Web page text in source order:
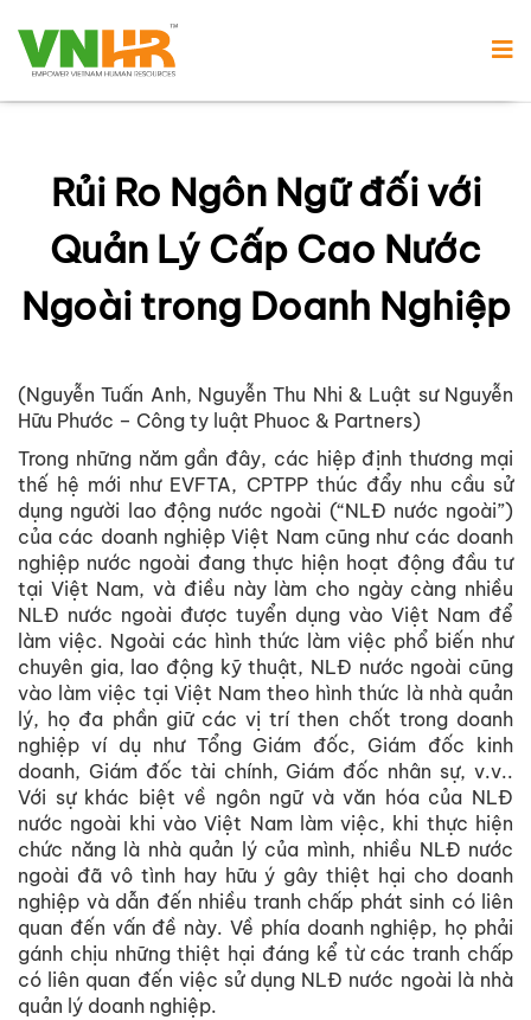
Rủi Ro Ngôn Ngữ đối với
Quản Lý Cấp Cao Nước
Ngoài trong Doanh Nghiệp
(Nguyễn Tuấn Anh, Nguyễn Thu Nhi & Luật sư Nguyễn
Hữu Phước – Công ty luật Phuoc & Partners)
Trong những năm gần đây, các hiệp định thương mại
thế hệ mới như EVFTA, CPTPP thúc đẩy nhu cầu sử
dụng người lao động nước ngoài (“NLĐ nước ngoài”)
của các doanh nghiệp Việt Nam cũng như các doanh
nghiệp nước ngoài đang thực hiện hoạt động đầu tư
tại Việt Nam, và điều này làm cho ngày càng nhiều
NLĐ nước ngoài được tuyển dụng vào Việt Nam để
làm việc. Ngoài các hình thức làm việc phổ biến như
chuyên gia, lao động kỹ thuật, NLĐ nước ngoài cũng
vào làm việc tại Việt Nam theo hình thức là nhà quản
lý, họ đa phần giữ các vị trí then chốt trong doanh
nghiệp ví dụ như Tổng Giám đốc, Giám đốc kinh
doanh, Giám đốc tài chính, Giám đốc nhân sự, v.v..
Với sự khác biệt về ngôn ngữ và văn hóa của NLĐ
nước ngoài khi vào Việt Nam làm việc, khi thực hiện
chức năng là nhà quản lý của mình, nhiều NLĐ nước
ngoài đã vô tình hay hữu ý gây thiệt hại cho doanh
nghiệp và dẫn đến nhiều tranh chấp phát sinh có liên
quan đến vấn đề này. Về phía doanh nghiệp, họ phải
gánh chịu những thiệt hại đáng kể từ các tranh chấp
có liên quan đến việc sử dụng NLĐ nước ngoài là nhà
quản lý doanh nghiệp.